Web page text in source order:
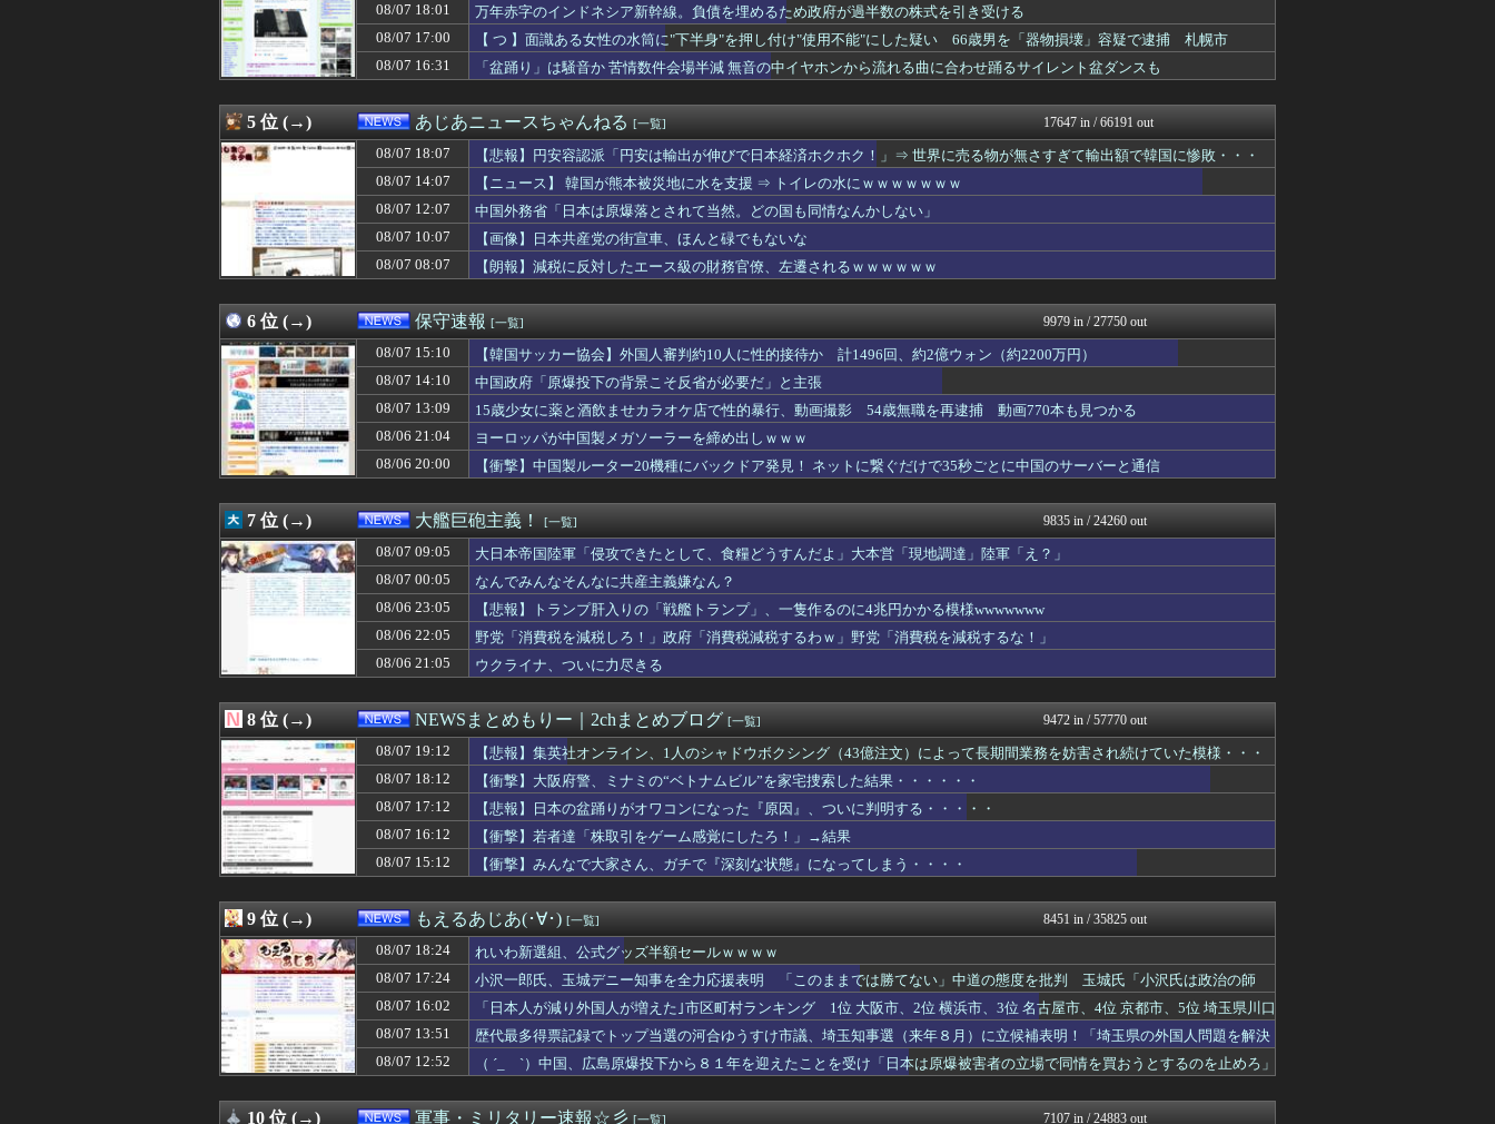
08/07 17:31
たこ焼きのタコ、何かで代替できないものか
まとめたニュース
08/07 17:30
【物議】『みいちゃん』が現実で蔑称化？近大准教授「文化芸術は人を傷つけてもよい...
アルファルファモザイク＠ネ...
08/07 17:29
【東大】2年連続赤字へ 「貯金」数年で枯渇、研究者の削減不可避
日本第一！ニュース録
08/07 17:24
小沢一郎氏、玉城デニー知事を全力応援表明 「このままでは勝てない」中道の態度を...
もえるあじあ(･∀･)
08/07 17:20
【東スポ】 韓国サッカー協会 審判への性接待報道にＳＮＳ紛糾「徹底追及」「２０...
キムチ速報
08/07 17:15
いつもの自分発のブーム 〜 米国・欧州でも「韓国旅行」ブーム
反日愚国 恨寓瘻
08/07 17:12
【悲報】日本の盆踊りがオワコンになった『原因』、ついに判明する・・・・・
NEWSまとめもりー｜2c...
【速報】万年赤字のインドネシア新幹線。負債を埋めるため政府が過半数の株式を引き...
おーるじゃんる
親に反抗して全く勉強しなかった俺の末路
ふぇー速
08/07 17:09
FIFAとUEFAの争いが凄まじい泥沼状態に突入、UEFAの要求を呑んだFIF...
08/07 17:08
【動画】熊本病院、地震の中での手術映像がヤバすぎる → 医療機器が飛び交う激震...
08/07 17:07
【画像】松屋、食器の仕分けまでセルフに
かせまと！
08/07 17:06
百田尚樹「今、日本という家は、自ら玄関を開けて招き入れた客によって家の中が無茶...
08/07 17:02
【地震】東京、ドンっと揺れた地震は震度2
08/07 17:00
ホロライブ超人気VTuberさん、劇場版『メイドインアビス 目覚める神秘』の主...
オレ的ゲーム速報＠刃
08/07 17:00
【ねこ】トイレ後の“テンション爆上げ”はなぜ起こる？ 猫のトイレハイ体験談＆獣...
常識的に考えた
08/07 17:00
【 つ 】面識ある女性の水筒に"下半身"を押し付け"使用不能"にした疑い 66...
痛いニュース(ﾉ∀`)
08/07 17:00
中居正広（無職）、熊本に多額の寄付していた。知人「誰にも知られなくてもいい、と...
アルファルファモザイク＠ネ...
08/07 17:00
【京都】女性の脳腫瘍摘出手術で誤って“腫瘍の無い部位”を摘出 脳幹など損傷受け...
みそパンNEWS
08/07 17:00
Google、Geminiが大赤字、「史上初のマイナスキャッシュフロー」に陥る
08/07 16:55
中国の「レアアース武器化」が裏目に、世界で重レアアース供給網の構築が加速－米メ...
国難にあってもの申す！！
08/07 16:41
プログラミングやりたい。人生を変えるために
かせまと！
08/07 16:30
【投資の闇】「銀行なら安心」と思って買った投資信託、11年後に確認した結果……
アルファルファモザイク＠ネ...
08/07 16:29
トランプ氏、「出産旅行」禁じる大統領令 米国籍取得を目的とした中国人らの渡米を...
08/07 16:26
映画｢ちいかわ 人魚の島のひみつ｣公開14日間で興行収入50億円突破 最終興収...
理想ちゃんねる
08/07 16:22
中国企業Zbtlink製ルーター20機種にバックドア、外部から完全制御のおそれ...
軍事・ミリタリー速報☆彡
08/07 16:20
【画像】橋本環奈以来の「奇跡の1枚」アイドルが爆誕、1300万回表示を記録ｗｗ...
アルファルファモザイク＠ネ...
08/07 16:19
「果糖」が「がん転移」を促すと判明
まとめたニュース
【衝撃】若者達「株取引をゲーム感覚にしたろ！」→結果
NEWSまとめもりー｜2c...
08/07 16:10
【速報】熊本県知事、オールドメディアの被災者、遺族への取材に怒り「極めて強い不...
おーるじゃんる
08/07 16:09
【悲報】外国人グループ、田園都市線の橋脚にスプレーで落書きする動画がネットで話...
08/07 16:09
【事実陳列罪】X民「このアカウントで一番気持ち悪いポストを教えて」 grok「...
モナニュース
08/07 16:05
「部活辞めたい」て教師に言うと。。。
08/07 16:03
【朗報】菅直人元総理、再評価されるｗｗｗｗｗｗｗｗｗｗｗｗｗｗｗｗｗｗ
watch＠２ちゃんねる
08/07 16:02
「日本人が減り外国人が増えた｣市区町村ランキング 1位 大阪市、2位 横浜市、...
08/07 16:01
【福岡】3年間で2億6500万円 福岡県議会「海外視察費」公表
痛いニュース(ﾉ∀`)
08/07 16:00
森山裕・自民党前幹事長が明かした対中外交の大失態「高市総理の“個人的なSNS投...
08/07 16:00
かつて650万部を誇った「週刊少年ジャンプ」、発行部数が初の100万部割れ
08/07 16:00
【画像あり】ディズニーの「おいなり巻（600円）」、卑猥すぎて賛否両論ｗｗｗｗ...
投資ちゃんねる
08/07 16:00
【ジャングリア沖縄】「ロイヤルチケット」発売、アトラクション優先案内、ソフトド...
みそパンNEWS
08/07 15:55
韓国サッカー協会 2011～12年に国際審判員らを性接待 ［8/7］
国難にあってもの申す！！
08/07 15:43
介護職だけどストレスでマジで辞めたい
ふぇー速
08/07 15:40
韓国と台湾の輸出額ともに初の日本超え 26年上期、AI特需の恩恵で差
08/07 15:33
愛煙家・岸谷蘭丸「喫煙者の権利がマジで侵害されてる」と私見 「いくら税金を我々...
痛いニュース(ﾉ∀`)
08/07 15:29
8万が12万円「とても払えず」 相次ぐ家賃値上げ、どうすれば
日本第一！ニュース録
08/07 15:20
【Money1】 韓国「信用赦免を何回やっても、何回やっても」⇒ 257万人赦...
キムチ速報
08/07 15:19
【速報】全国の女子高生、お前らに苦言ｗｗｗｗｗｗｗｗｗｗ
まとめたニュース
08/07 15:19
北海道江別大学生殺人事件、主犯格の川口被告(19)に無期懲役の判決
ガハろぐNewsヽ(･ω･...
08/07 15:15
ルールを守る気ないなら交渉にもならないよ 〜 【日本水産物輸入禁止に釈明が必要...
反日愚国 恨寓瘻
08/07 15:12
【衝撃】みんなで大家さん、ガチで『深刻な状態』になってしまう・・・・
NEWSまとめもりー｜2c...
08/07 18:01
万年赤字のインドネシア新幹線。負債を埋めるため政府が過半数の株式を引き受ける
08/07 17:00
【 つ 】面識ある女性の水筒に"下半身"を押し付け"使用不能"にした疑い 66歳男を「器物損壊」容疑で逮捕 札幌市
08/07 16:31
「盆踊り」は騒音か 苦情数件会場半減 無音の中イヤホンから流れる曲に合わせ踊るサイレント盆ダンスも
5 位 (→) あじあニュースちゃんねる [一覧] 17647 in / 66191 out
08/07 18:07
【悲報】円安容認派「円安は輸出が伸びで日本経済ホクホク！」⇒ 世界に売る物が無さすぎて輸出額で韓国に惨敗・・・
08/07 14:07
【ニュース】 韓国が熊本被災地に水を支援 ⇒ トイレの水にｗｗｗｗｗｗｗ
08/07 12:07
中国外務省「日本は原爆落とされて当然。どの国も同情なんかしない」
08/07 10:07
【画像】日本共産党の街宣車、ほんと碌でもないな
08/07 08:07
【朗報】減税に反対したエース級の財務官僚、左遷されるｗｗｗｗｗｗ
6 位 (→) 保守速報 [一覧] 9979 in / 27750 out
08/07 15:10
【韓国サッカー協会】外国人審判約10人に性的接待か 計1496回、約2億ウォン（約2200万円）
08/07 14:10
中国政府「原爆投下の背景こそ反省が必要だ」と主張
08/07 13:09
15歳少女に薬と酒飲ませカラオケ店で性的暴行、動画撮影 54歳無職を再逮捕 動画770本も見つかる
08/06 21:04
ヨーロッパが中国製メガソーラーを締め出しｗｗｗ
08/06 20:00
【衝撃】中国製ルーター20機種にバックドア発見！ ネットに繋ぐだけで35秒ごとに中国のサーバーと通信
7 位 (→) 大艦巨砲主義！ [一覧] 9835 in / 24260 out
08/07 09:05
大日本帝国陸軍「侵攻できたとして、食糧どうすんだよ」大本営「現地調達」陸軍「え？」
08/07 00:05
なんでみんなそんなに共産主義嫌なん？
08/06 23:05
【悲報】トランプ肝入りの「戦艦トランプ」、一隻作るのに4兆円かかる模様wwwwwww
08/06 22:05
野党「消費税を減税しろ！」政府「消費税減税するわｗ」野党「消費税を減税するな！」
08/06 21:05
ウクライナ、ついに力尽きる
8 位 (→) NEWSまとめもりー｜2chまとめブログ [一覧] 9472 in / 57770 out
08/07 19:12
【悲報】集英社オンライン、1人のシャドウボクシング（43億注文）によって長期間業務を妨害され続けていた模様・・・
08/07 18:12
【衝撃】大阪府警、ミナミの“ベトナムビル”を家宅捜索した結果・・・・・・
08/07 17:12
【悲報】日本の盆踊りがオワコンになった『原因』、ついに判明する・・・・・
08/07 16:12
【衝撃】若者達「株取引をゲーム感覚にしたろ！」→結果
08/07 15:12
【衝撃】みんなで大家さん、ガチで『深刻な状態』になってしまう・・・・
9 位 (→) もえるあじあ(･∀･) [一覧] 8451 in / 35825 out
08/07 18:24
れいわ新選組、公式グッズ半額セールｗｗｗｗ
08/07 17:24
小沢一郎氏、玉城デニー知事を全力応援表明 「このままでは勝てない」中道の態度を批判 玉城氏「小沢氏は政治の師
匠」※中道は支援表明せず
08/07 16:02
「日本人が減り外国人が増えた｣市区町村ランキング 1位 大阪市、2位 横浜市、3位 名古屋市、4位 京都市、5位 埼玉県川口
市
08/07 13:51
歴代最多得票記録でトップ当選の河合ゆうすけ市議、埼玉知事選（来年８月）に立候補表明！「埼玉県の外国人問題を解決
するには、知事選で保守の政治家が立ち上がるしかない」保守一本化を訴え
08/07 12:52 （ ´_ゝ`）中国、広島原爆投下から８１年を迎えたことを受け「日本は原爆被害者の立場で同情を買おうとするのを止めろ」
10 位 (→) 軍事・ミリタリー速報☆彡 [一覧] 7107 in / 24883 out